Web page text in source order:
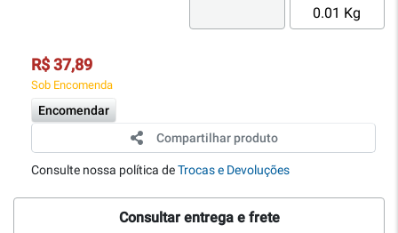
0.01 Kg
R$ 37,89
Sob Encomenda
Encomendar
Compartilhar produto
Consulte nossa política deTrocas e Devoluções
Consultar entrega e frete